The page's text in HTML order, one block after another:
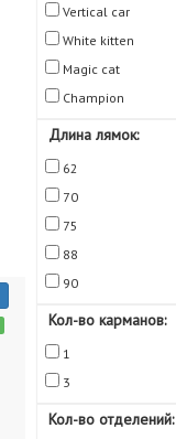
Vertical car
White kitten
Мagic cat
Сhampion
Длина лямок:
62
70
75
88
90
Кол-во карманов:
1
3
Кол-во отделений: